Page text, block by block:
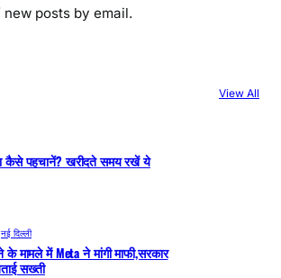
posts by email.
View All
कैसे पहचानें? खरीदते समय रखें ये
नई दिल्ली
के मामले में Meta ने मांगी माफी,सरकार
सख्ती